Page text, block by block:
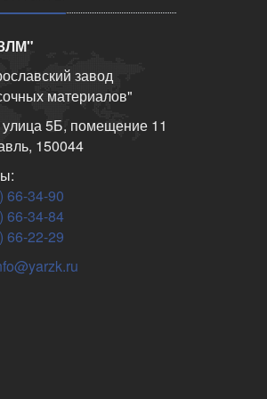
завод
материалов"
5Б, помещение 11
150044
66-34-90
66-34-84
66-22-29